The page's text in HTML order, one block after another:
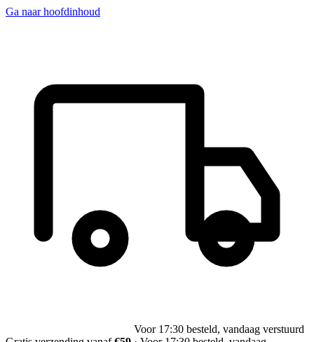
Ga naar hoofdinhoud
Voor 17:30 besteld, vandaag verstuurd